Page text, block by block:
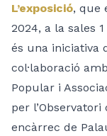
L’exposició, que
2024, a la sales
és una iniciativa
col·laboració
Popular i
per
encàrrec de